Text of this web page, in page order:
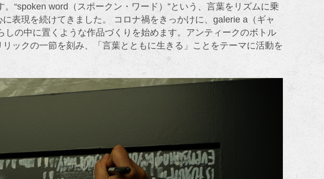
“spoken word（スポークン・ワード）”という、言葉をリズムに乗
表現を続けてきました。 コロナ禍をきっかけに、galerie a（ギャ
しの中に置くような作品づくりを始めます。アンティークのボトル
ックの一節を刻み、「言葉とともに生きる」ことをテーマに活動を